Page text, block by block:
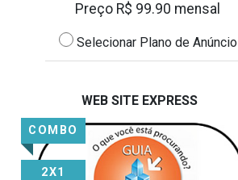
Preço R$ 99.90 mensal
Selecionar Plano de Anúncio
WEB SITE EXPRESS
COMBO
2X1